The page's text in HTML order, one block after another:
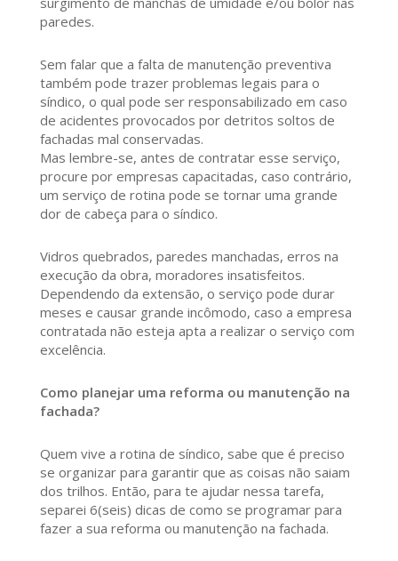
paredes.
Sem falar que a falta de manutenção preventiva
também pode trazer problemas legais para o
síndico, o qual pode ser responsabilizado em caso
de acidentes provocados por detritos soltos de
fachadas mal conservadas.
Mas lembre-se, antes de contratar esse serviço,
procure por empresas capacitadas, caso contrário,
um serviço de rotina pode se tornar uma grande
dor de cabeça para o síndico.
Vidros quebrados, paredes manchadas, erros na
execução da obra, moradores insatisfeitos.
Dependendo da extensão, o serviço pode durar
meses e causar grande incômodo, caso a empresa
contratada não esteja apta a realizar o serviço com
excelência.
Como planejar uma reforma ou manutenção na
fachada?
Quem vive a rotina de síndico, sabe que é preciso
se organizar para garantir que as coisas não saiam
dos trilhos. Então, para te ajudar nessa tarefa,
separei 6(seis) dicas de como se programar para
fazer a sua reforma ou manutenção na fachada.